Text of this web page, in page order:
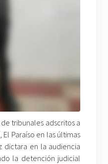
tribunales adscritos a
Paraíso en las últimas
dictara en la audiencia
la detención judicial